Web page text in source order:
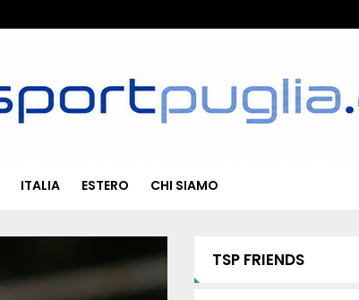
ITALIA ESTERO CHI SIAMO
TSP FRIENDS